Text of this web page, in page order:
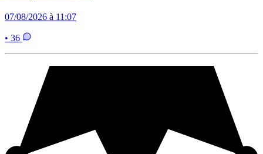
07/08/2026 à 11:07
• 36